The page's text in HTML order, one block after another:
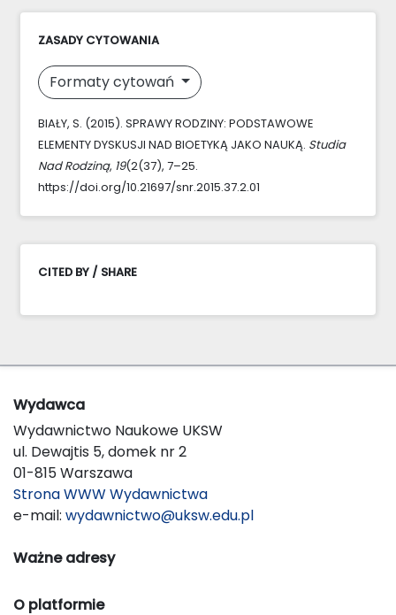
ZASADY CYTOWANIA
Formaty cytowań
BIAŁY, S. (2015). SPRAWY RODZINY: PODSTAWOWE
ELEMENTY DYSKUSJI NAD BIOETYKĄ JAKO NAUKĄ. Studia
Nad Rodziną, 19(2(37), 7–25.
https://doi.org/10.21697/snr.2015.37.2.01
CITED BY / SHARE
Wydawca
Wydawnictwo Naukowe UKSW
ul. Dewajtis 5, domek nr 2
01-815 Warszawa
Strona WWW Wydawnictwa
e-mail: wydawnictwo@uksw.edu.pl
Ważne adresy
O platformie